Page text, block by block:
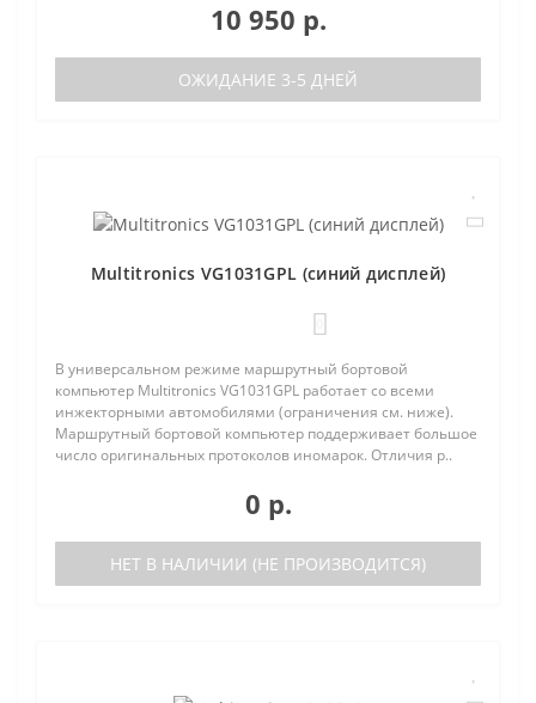
10 950 р.
ОЖИДАНИЕ 3-5 ДНЕЙ
Multitronics VG1031GPL (синий дисплей)
В универсальном режиме маршрутный бортовой
компьютер Multitronics VG1031GPL работает со всеми
инжекторными автомобилями (ограничения см. ниже).
Маршрутный бортовой компьютер поддерживает большое
число оригинальных протоколов иномарок. Отличия р..
0 р.
НЕТ В НАЛИЧИИ (НЕ ПРОИЗВОДИТСЯ)